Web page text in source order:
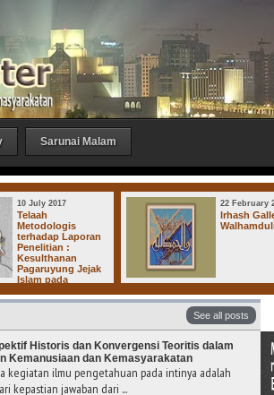
Sarunai Malam
July 2017
Laporan
:
Jejak
pada
22 February 2017
Irhash Gallery : "
Walhamdulillah "
See all posts
Historis dan Konvergensi Teoritis dalam
Kemanusiaan dan Kemasyarakatan
kegiatan ilmu pengetahuan pada intinya adalah
kepastian jawaban dari ...